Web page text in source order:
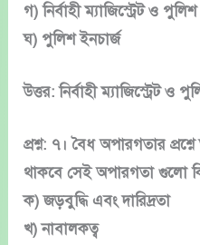
গ) নির্বাহী ম্যাজিস্ট্রেট ও
ঘ) পুলিশ ইনচার্জ
উত্তর: নির্বাহী ম্যাজিস্ট্রেট ও
প্রশ্ন: ৭। বৈধ অপারগতার
থাকবে সেই অপারগতা গুলো
ক) জড়বুদ্ধি এবং দারিদ্রতা
খ) নাবালকত্ব